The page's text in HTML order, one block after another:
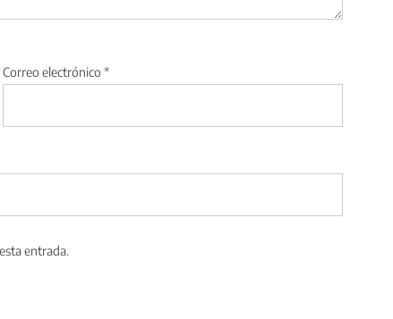
Correo electrónico *
entrada.